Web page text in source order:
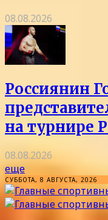
08.08.2026
Россиянин
на турнире
08.08.2026
еще
СУББОТА, 8 АВГУСТА, 2026